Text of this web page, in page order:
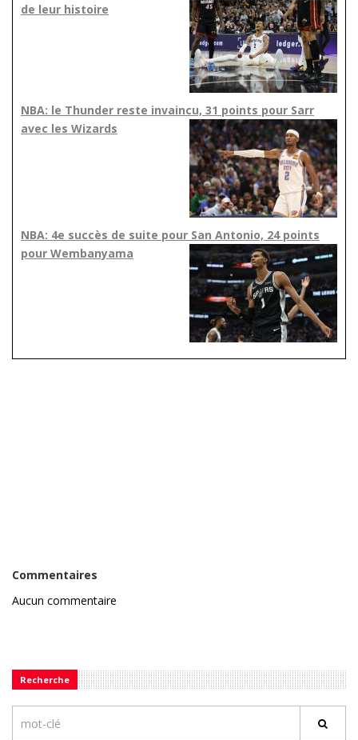
de leur histoire
NBA: le Thunder reste invaincu, 31 points pour Sarr
avec les Wizards
NBA: 4e succès de suite pour San Antonio, 24 points
pour Wembanyama
Commentaires
Aucun commentaire
Recherche